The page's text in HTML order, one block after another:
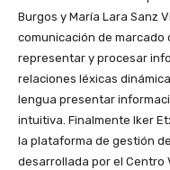
Burgos y María Lara Sanz
comunicación de
representar y procesar
relaciones léxicas
lengua presentar
intuitiva. Finalmente Iker
la plataforma de gestión
desarrollada por el Centro